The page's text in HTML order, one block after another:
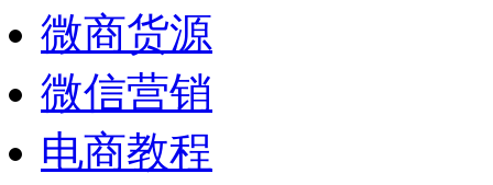
微商货源
微信营销
电商教程